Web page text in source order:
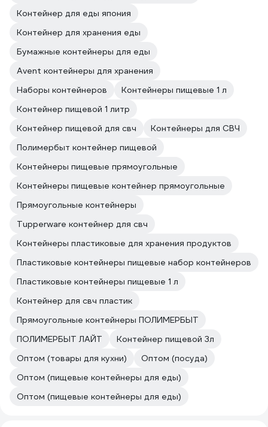
Контейнер для еды япония
Контейнер для хранения еды
Бумажные контейнеры для еды
Avent контейнеры для хранения
Наборы контейнеров
Контейнеры пищевые 1 л
Контейнер пищевой 1 литр
Контейнер пищевой для свч
Контейнеры для СВЧ
Полимербыт контейнер пищевой
Контейнеры пищевые прямоугольные
Контейнеры пищевые контейнер прямоугольные
Прямоугольные контейнеры
Tupperware контейнер для свч
Контейнеры пластиковые для хранения продуктов
Пластиковые контейнеры пищевые набор контейнеров
Пластиковые контейнеры пищевые 1 л
Контейнер для свч пластик
Прямоугольные контейнеры ПОЛИМЕРБЫТ
ПОЛИМЕРБЫТ ЛАЙТ
Контейнер пищевой 3л
Оптом (товары для кухни)
Оптом (посуда)
Оптом (пищевые контейнеры для еды)
Оптом (пищевые контейнеры для еды)